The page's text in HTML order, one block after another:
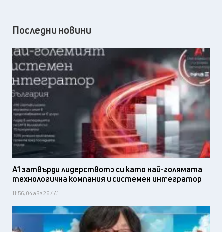
Последни новини
А1 затвърди лидерството си като най-голямата
технологична компания и системен интегратор
11:56, 04 авг 26 / А1